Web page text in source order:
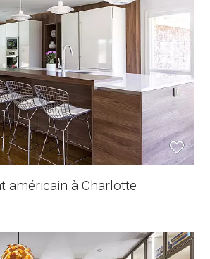
américain à Charlotte